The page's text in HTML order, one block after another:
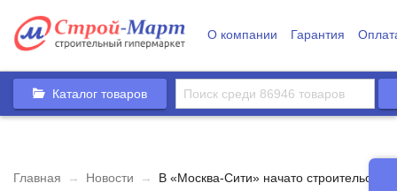
О компании Гарантия
Каталог товаров
Главная → Новости → В «Москва-Сити» начато